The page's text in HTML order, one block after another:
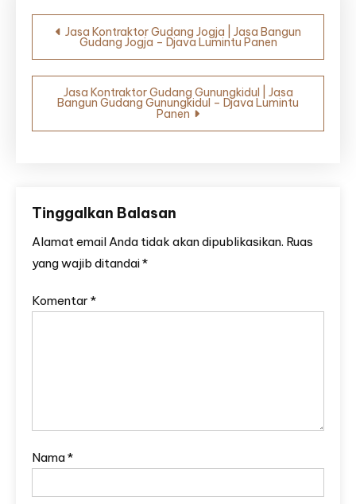
Navigasi
pos
Jasa Kontraktor Gudang Jogja | Jasa Bangun
Gudang Jogja – Djava Lumintu Panen
Jasa Kontraktor Gudang Gunungkidul | Jasa
Bangun Gudang Gunungkidul – Djava Lumintu
Panen
Tinggalkan Balasan
Alamat email Anda tidak akan dipublikasikan. Ruas
yang wajib ditandai*
Komentar *
Nama*